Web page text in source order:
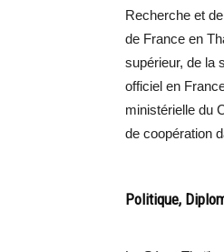
Recherche et
de France en
supérieur, de la
officiel en
ministérielle du
de coopération
Politique,